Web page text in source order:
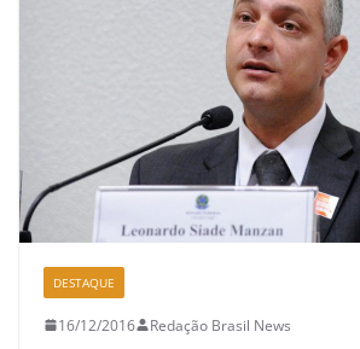
DESTAQUE
16/12/2016 Redação Brasil News